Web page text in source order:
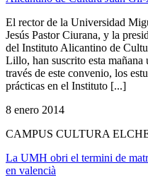
El rector de la Universidad
Jesús Pastor Ciurana, y la
del Instituto Alicantino de
Lillo, han suscrito esta
través de este convenio, los
prácticas en el Instituto [...]
8 enero 2014
CAMPUS CULTURA
La UMH obri el termini de
en valencià